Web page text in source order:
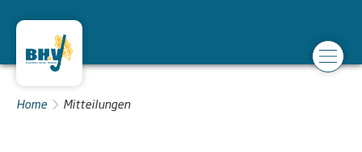
Home Mitteilungen